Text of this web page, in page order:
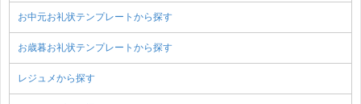
お中元お礼状テンプレートから探す
お歳暮お礼状テンプレートから探す
レジュメから探す